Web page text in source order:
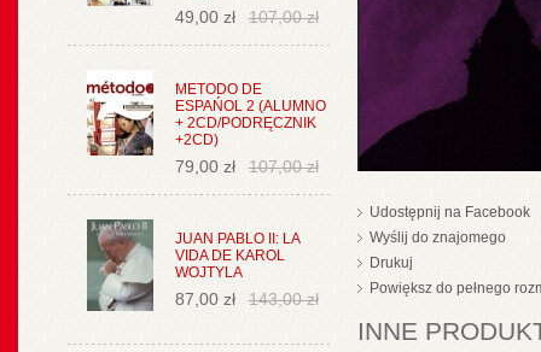
49,00 zł 107,00 zł
METODO DE
ESPAŃOL 2 (ALUMNO
+ 2CD/PODRĘCZNIK
+2CD)
79,00 zł 107,00 zł
JUAN PABLO II: LA
VIDA DE KAROL
WOJTYLA
87,00 zł 143,00 zł
Udostępnij na Facebook
Wyślij do znajomego
Drukuj
Powiększ do pełnego
INNE